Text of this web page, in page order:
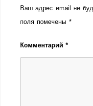
Ваш адрес email не
поля помечены *
Комментарий*